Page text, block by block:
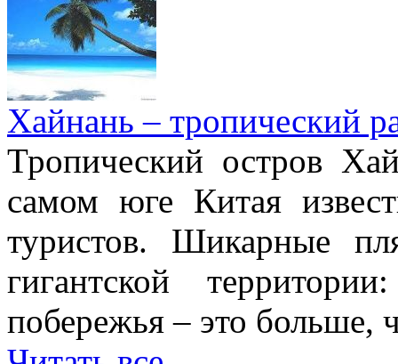
Хайнань – тропический
Тропический остров
самом юге Китая
туристов. Шикарные
гигантской
побережья – это